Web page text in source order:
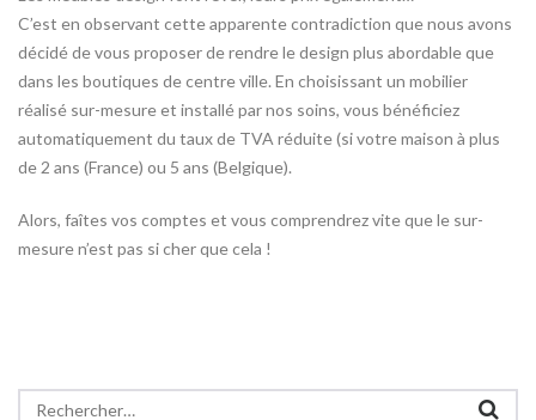
C’est en observant cette apparente contradiction que nous avons
décidé de vous proposer de rendre le design plus abordable que
dans les boutiques de centre ville. En choisissant un mobilier
réalisé sur-mesure et installé par nos soins, vous bénéficiez
automatiquement du taux de TVA réduite (si votre maison à plus
de 2 ans (France) ou 5 ans (Belgique).
Alors, faîtes vos comptes et vous comprendrez vite que le sur-
mesure n’est pas si cher que cela !